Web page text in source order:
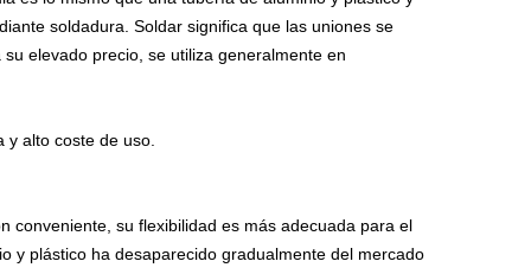
soldadura. Soldar significa que las uniones se
elevado precio, se utiliza generalmente en
alto coste de uso.
conveniente, su flexibilidad es más adecuada para el
y plástico ha desaparecido gradualmente del mercado